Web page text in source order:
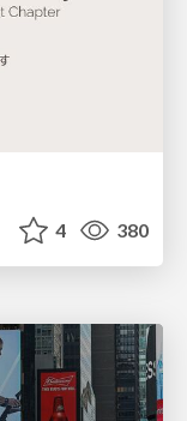
4 380